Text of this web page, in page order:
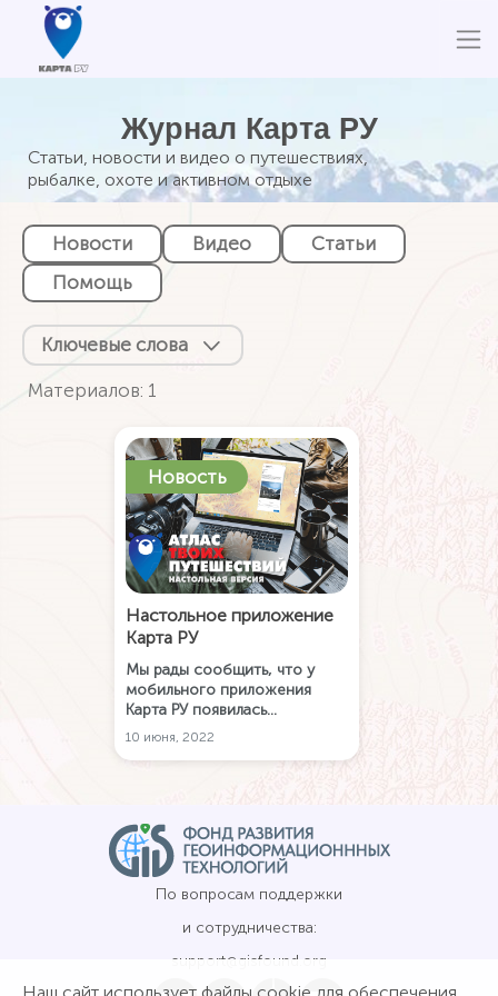
Журнал Карта РУ
Статьи, новости и видео о путешествиях,
рыбалке, охоте и активном отдыхе
Новости Видео
Статьи
Помощь
Ключевые слова
Материалов: 1
Новость
Настольное приложение
Карта РУ
Мы рады сообщить, что у
мобильного приложения
Карта РУ появилась
настольная версия. Карта РУ
доступно для скачивания на
планировать маршруты стало
еще удобнее! Узнайте, какие
опции и возможности
реализованы в настольном
приложении.
10 июня, 2022
По вопросам поддержки
и сотрудничества:
support@gisfound.org